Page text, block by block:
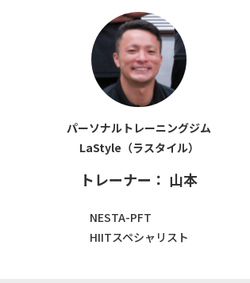
パーソナルトレーニングジム
LaStyle（ラスタイル）
トレーナー： 山本
NESTA-PFT
HIITスペシャリスト